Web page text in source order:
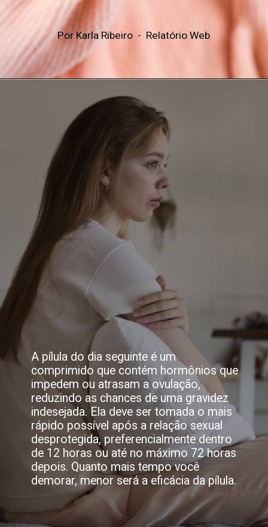
Por Karla Ribeiro - Relatório Web
A pílula do dia seguinte é um
comprimido que contém hormônios que
impedem ou atrasam a ovulação,
reduzindo as chances de uma gravidez
indesejada. Ela deve ser tomada o mais
rápido possível após a relação sexual
desprotegida, preferencialmente dentro
de 12 horas ou até no máximo 72 horas
depois. Quanto mais tempo você
demorar, menor será a eficácia da pílula.